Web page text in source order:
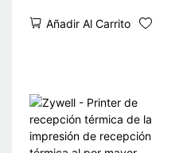
y wifiAñadir Al Carrito